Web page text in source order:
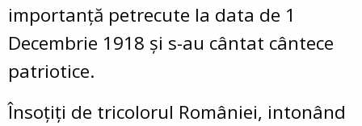
importanță petrecute la data de 1
Decembrie 1918 și s-au cântat cântece
patriotice.
Însoțiți de tricolorul României, intonând